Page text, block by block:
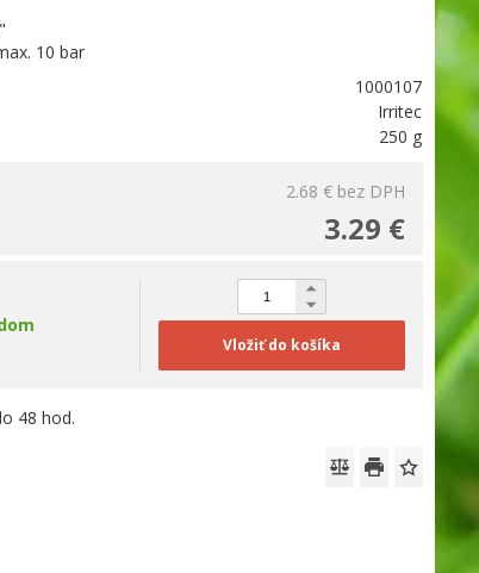
10 bar
1000107
Irritec
250 g
2.68 € bez DPH
3.29 €
Vložiť do košíka
48 hod.